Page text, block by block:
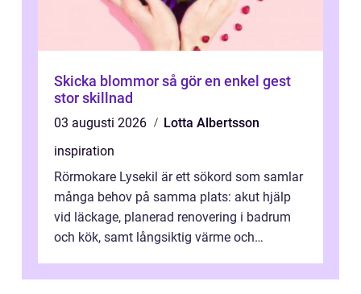
Skicka blommor så gör en enkel gest
stor skillnad
03 augusti 2026
Lotta Albertsson
inspiration
Rörmokare Lysekil är ett sökord som samlar
många behov på samma plats: akut hjälp
vid läckage, planerad renovering i badrum
och kök, samt långsiktig värme och